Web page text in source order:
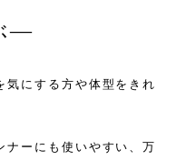
—
気にする方や体型をきれ
ナーにも使いやすい、万